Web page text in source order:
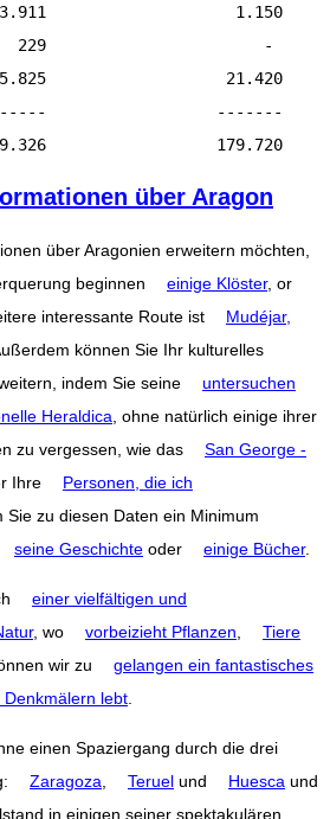
1.150
229                       -
5.825                   21.420
-------
über Aragon
über Aragonien erweitern möchten,
beginnen
einige Klöster, or
interessante Route ist
Mudéjar,
können Sie Ihr kulturelles
indem Sie seine
untersuchen
Heraldica , ohne natürlich einige ihrer
zu vergessen, wie das
San George -
Ihre
Personen, die ich
Sie zu diesen Daten ein Minimum
seine Geschichte oder einige Bücher.
einer vielfältigen und
, wo vorbeizieht Pflanzen
Tiere
wir zu
gelangen ein fantastisches
lebt
einen Spaziergang durch die drei
Zaragoza Teruel und Huesca und
in einigen seiner spektakulären